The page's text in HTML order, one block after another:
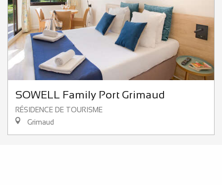
SOWELL Family Port Grimaud
RÉSIDENCE DE TOURISME
Grimaud